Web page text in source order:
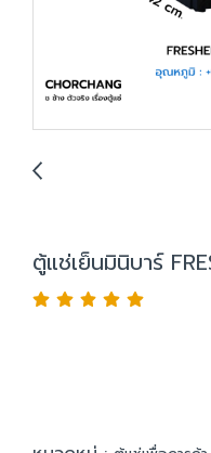
ตู้แช่เย็นมินิบาร์